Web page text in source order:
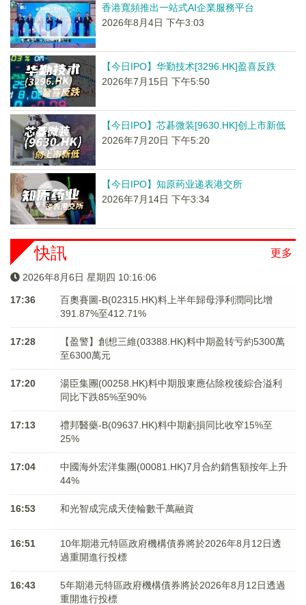
香港寬頻推出一站式AI企業服務平台
2026年8月4日 下午3:03
【今日IPO】华勤技术[3296.HK]盈喜反跌
2026年7月15日 下午5:50
【今日IPO】芯碁微装[9630.HK]创上市新低
2026年7月20日 下午5:20
【今日IPO】知原药业递表港交所
2026年7月14日 下午3:34
更多
快訊
2026年8月6日 星期四 10:16:06
17:36
百奧賽圖-B(02315.HK)料上半年歸母淨利潤同比增
391.87%至412.71%
17:28
【盈警】創想三維(03388.HK)料中期盈转亏約5300萬
至6300萬元
17:20
湯臣集團(00258.HK)料中期股東應佔除稅後綜合溢利
同比下跌85%至90%
17:13
禮邦醫藥-B(09637.HK)料中期虧損同比收窄15%至
25%
17:04
中國海外宏洋集團(00081.HK)7月合約銷售額按年上升
44%
16:53 和光智成完成天使輪數千萬融資
16:51
10年期港元特區政府機構債券將於2026年8月12日透
過重開進行投標
16:43
5年期港元特區政府機構債券將於2026年8月12日透過
重開進行投標